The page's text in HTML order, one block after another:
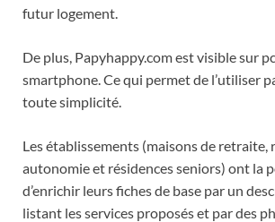
futur logement.
De plus, Papyhappy.com est visible sur
smartphone. Ce qui permet de l’utiliser
toute simplicité.
Les établissements (maisons de retraite,
autonomie et résidences seniors) ont la
d’enrichir leurs fiches de base par un
listant les services proposés et par des